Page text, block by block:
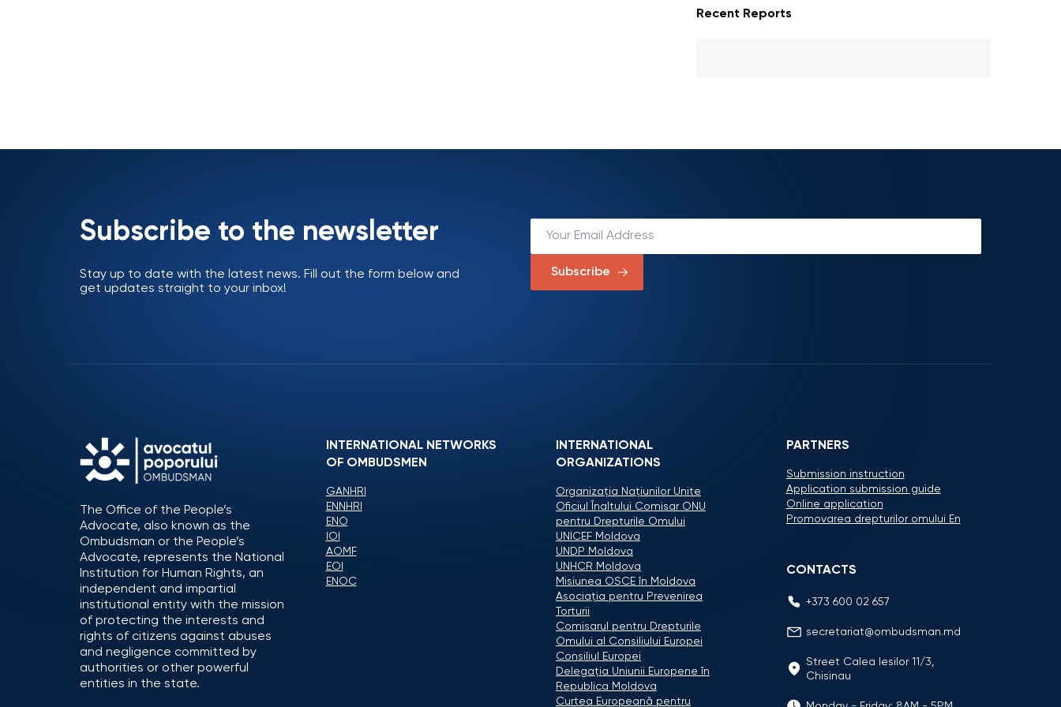
Recent Reports
Subscribe to the newsletter
Stay up to date with the latest news. Fill out the form below and
get updates straight to your inbox!
Subscribe
The Office of the People’s
Advocate, also known as the
Ombudsman or the People’s
Advocate, represents the National
Institution for Human Rights, an
independent and impartial
institutional entity with the mission
of protecting the interests and
rights of citizens against abuses
and negligence committed by
authorities or other powerful
entities in the state.
INTERNATIONAL NETWORKS
OF OMBUDSMEN
GANHRI
ENNHRI
ENO
IOI
AOMF
EOI
ENOC
INTERNATIONAL
ORGANIZATIONS
Organizaţia Naţiunilor Unite
Oficiul Înaltului Comisar ONU
pentru Drepturile Omului
UNICEF Moldova
UNDP Moldova
UNHCR Moldova
Misiunea OSCE în Moldova
Asociaţia pentru Prevenirea
Torturii
Comisarul pentru Drepturile
Omului al Consiliului Europei
Consiliul Europei
Delegaţia Uniunii Europene în
Republica Moldova
Curtea Europeană pentru
PARTNERS
Submission instruction
Application submission guide
Online application
Promovarea drepturilor omului En
CONTACTS
+373 600 02 657
secretariat@ombudsman.md
Street Calea Iesilor 11/3,
Chisinau